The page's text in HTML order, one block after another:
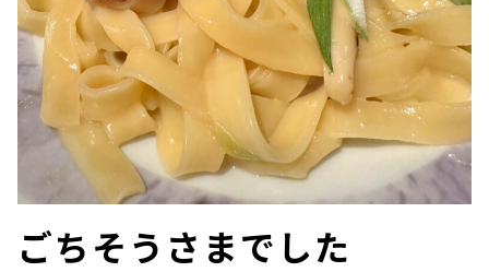
ごちそうさまでした